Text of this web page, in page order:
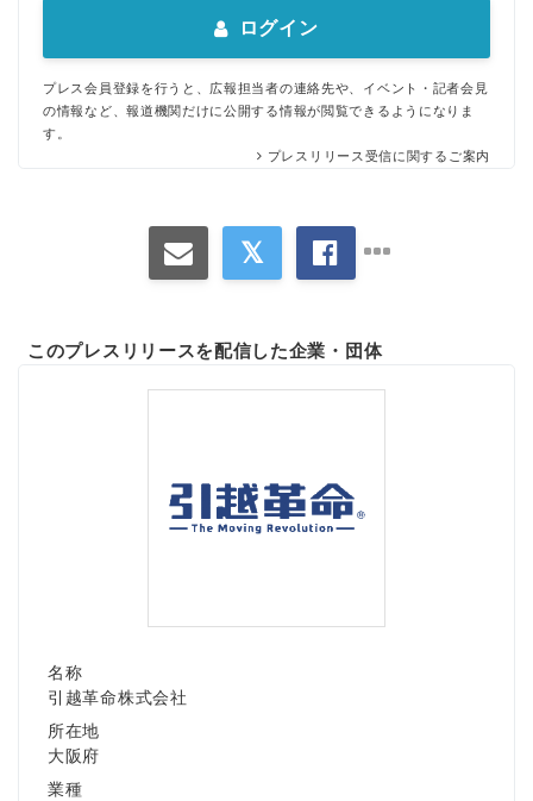
ログイン
プレス会員登録を行うと、広報担当者の連絡先や、イベント・記者会見
の情報など、報道機関だけに公開する情報が閲覧できるようになりま
す。
プレスリリース受信に関するご案内
このプレスリリースを配信した企業・団体
名称
引越革命株式会社
所在地
大阪府
業種